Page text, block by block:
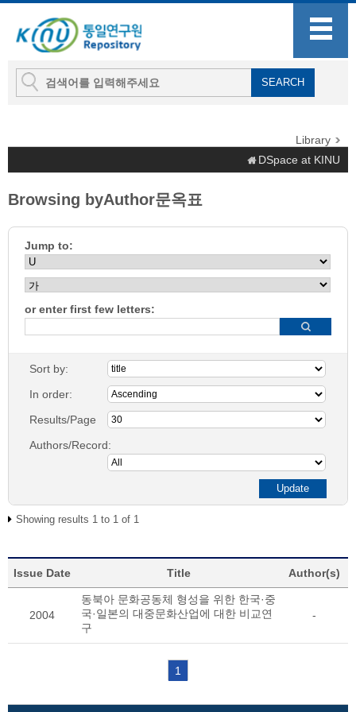
Library
DSpace at KINU
Browsing byAuthor문옥표
Jump to:
or enter first few letters:
Sort by:
In order:
Results/Page
Authors/Record:
Showing results 1 to 1 of 1
Issue Date Title Author(s)
2004
동북아 문화공동체 형성을 위한 한국·중
국·일본의 대중문화산업에 대한 비교연
구
-
1